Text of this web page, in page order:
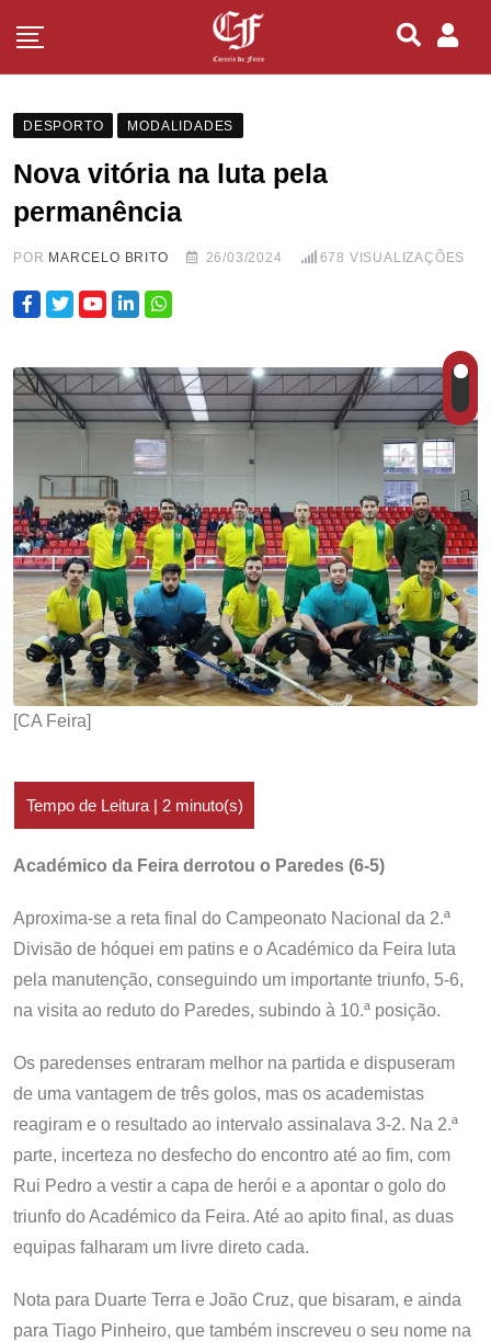
DESPORTO MODALIDADES
Nova vitória na luta pela
permanência
POR MARCELO BRITO 26/03/2024 678 VISUALIZAÇÕES
[CA Feira]
Académico da Feira derrotou o Paredes (6-5)
Aproxima-se a reta final do Campeonato Nacional da 2.ª
Divisão de hóquei em patins e o Académico da Feira luta
pela manutenção, conseguindo um importante triunfo, 5-6,
na visita ao reduto do Paredes, subindo à 10.ª posição.
Os paredenses entraram melhor na partida e dispuseram
de uma vantagem de três golos, mas os academistas
reagiram e o resultado ao intervalo assinalava 3-2. Na 2.ª
parte, incerteza no desfecho do encontro até ao fim, com
Rui Pedro a vestir a capa de herói e a apontar o golo do
triunfo do Académico da Feira. Até ao apito final, as duas
equipas falharam um livre direto cada.
Nota para Duarte Terra e João Cruz, que bisaram, e ainda
para Tiago Pinheiro, que também inscreveu o seu nome na